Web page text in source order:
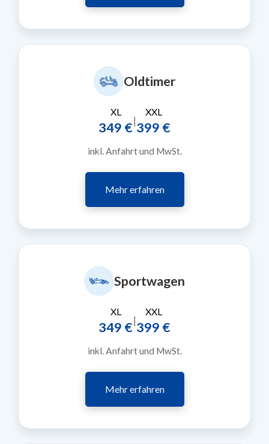
Oldtimer
XL
349 €|
XXL
399 €
inkl. Anfahrt und MwSt.
Mehr erfahren
Sportwagen
XL
349 €|
XXL
399 €
inkl. Anfahrt und MwSt.
Mehr erfahren